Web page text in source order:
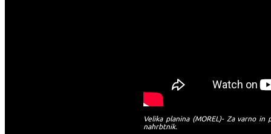
Velika planina (MOREL)- Za varno
nahrbtnik.